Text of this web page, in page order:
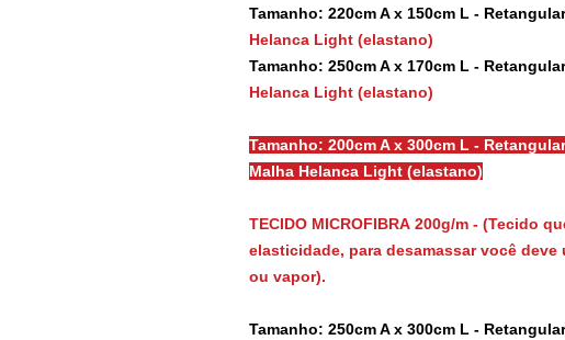
Tamanho: 220cm A x 150cm L -
Helanca Light (elastano)
Tamanho: 250cm A x 170cm L -
Helanca Light (elastano)
Tamanho: 200cm A x 300cm L -
Malha Helanca Light (elastano)
TECIDO MICROFIBRA 200g/m - (Tecido
elasticidade, para desamassar você
ou vapor).
Tamanho: 250cm A x 300cm L -